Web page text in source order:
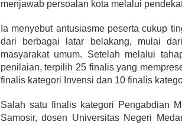
n
a
t
menjawab persoalan kota melalui
Ia menyebut antusiasme peserta cukup
dari berbagai latar belakang, mulai
masyarakat umum. Setelah melalui
penilaian, terpilih 25 finalis yang
finalis kategori Invensi dan 10 finalis
Salah satu finalis kategori Pengabdian
Samosir, dosen Universitas Negeri